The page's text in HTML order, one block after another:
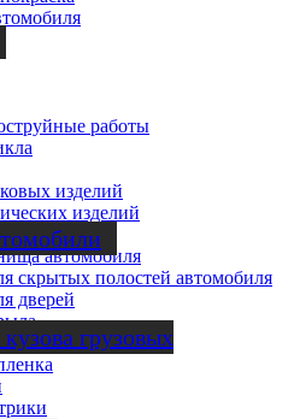
грузовых
работы
изделий
изделий
обработка
автомобиля
скрытых полостей автомобиля
дверей